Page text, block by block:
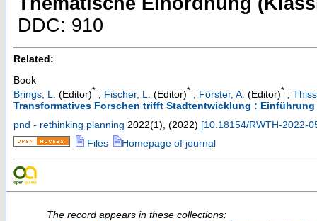
DDC: 910
Related:
Book
Brings, L.
(Editor)* ; Fischer, L. (Editor)* ; Förster, A. (Editor)* ;
Transformatives Forschen trifft Stadtentwicklung :
pnd - rethinking planning 2022(1), (2022) [10.18154/RWTH-2022-
Files
Homepage of journal
The record appears in these collections: